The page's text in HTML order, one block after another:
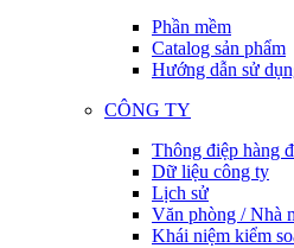
Phần mềm
Catalog sản phẩm
Hướng dẫn sử
CÔNG TY
Thông điệp hàng
Dữ liệu công ty
Lịch sử
Văn phòng / Nhà
Khái niệm kiểm